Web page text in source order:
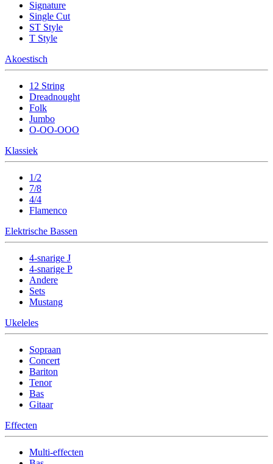
Signature
Single Cut
ST Style
T Style
Akoestisch
12 String
Dreadnought
Folk
Jumbo
O-OO-OOO
Klassiek
1/2
7/8
4/4
Flamenco
Elektrische Bassen
4-snarige J
4-snarige P
Andere
Sets
Mustang
Ukeleles
Sopraan
Concert
Bariton
Tenor
Bas
Gitaar
Effecten
Multi-effecten